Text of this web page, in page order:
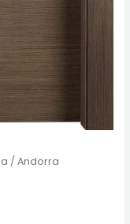
/ Andorra